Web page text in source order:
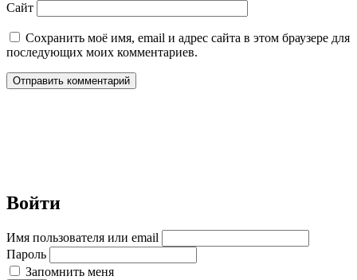
Сайт
Сохранить моё имя, email и адрес сайта в этом браузере для
последующих моих комментариев.
Войти
Имя пользователя или email
Пароль
Запомнить меня